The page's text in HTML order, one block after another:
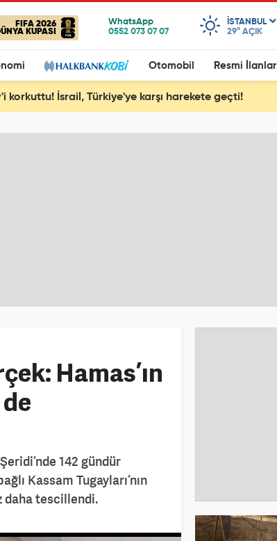
FIFA 2026
KUPASI
ISTANBUL
29° AÇIK
Otomobil Resmi İlanlar
korkuttu! İsrail, Türkiye'ye karşı harekete geçti!
Hamas’ın
142 gündür
Kassam Tugayları’nın
daha tescillendi.